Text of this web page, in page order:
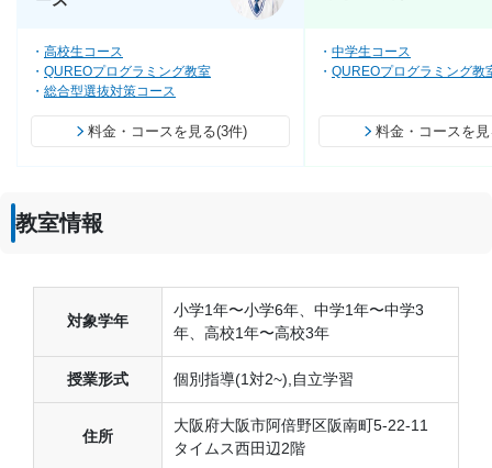
高校生コース
QUREOプログラミング教室
総合型選抜対策コース
料金・コースを見る(3件)
中学生コース
QUREOプログラミング教
料金・コースを
教室情報
対象学年
小学1年〜小学6年、中学1年〜中学3
年、高校1年〜高校3年
授業形式 個別指導(1対2~),自立学習
住所
大阪府大阪市阿倍野区阪南町5-22-11
タイムス西田辺2階